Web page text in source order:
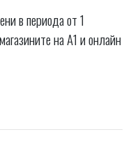
в периода от 1
на A1 и онлайн